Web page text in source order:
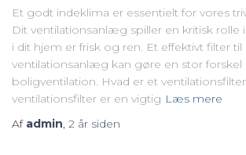
Et godt indeklima er essentielt for vores
Dit ventilationsanlæg spiller en kritisk rolle
i dit hjem er frisk og ren. Et effektivt filter til
ventilationsanlæg kan gøre en stor forskel
boligventilation. Hvad er et
ventilationsfilter er en vigtig Læs mere
Af admin, 2 år siden